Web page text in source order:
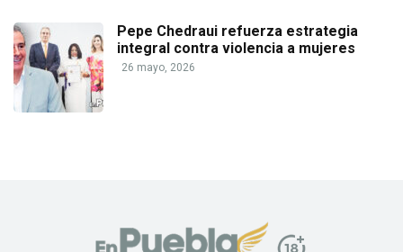
Pepe Chedraui refuerza estrategia
integral contra violencia a mujeres
26 mayo, 2026